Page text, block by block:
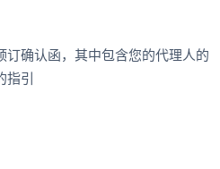
订确认函，其中包含您的代理人的
引